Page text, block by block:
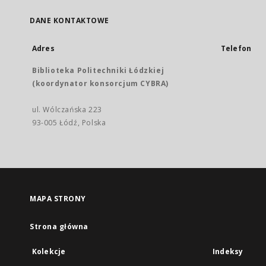
DANE KONTAKTOWE
Adres
Biblioteka Politechniki Łódzkiej
(koordynator konsorcjum CYBRA)
ul. Wólczańska 223
93-005 Łódź, Polska
Telefon
MAPA STRONY
Strona główna
Kolekcje Indeksy